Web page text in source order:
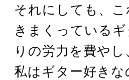
それにしても、
きまくっている
りの労力を費や
私はギター好き